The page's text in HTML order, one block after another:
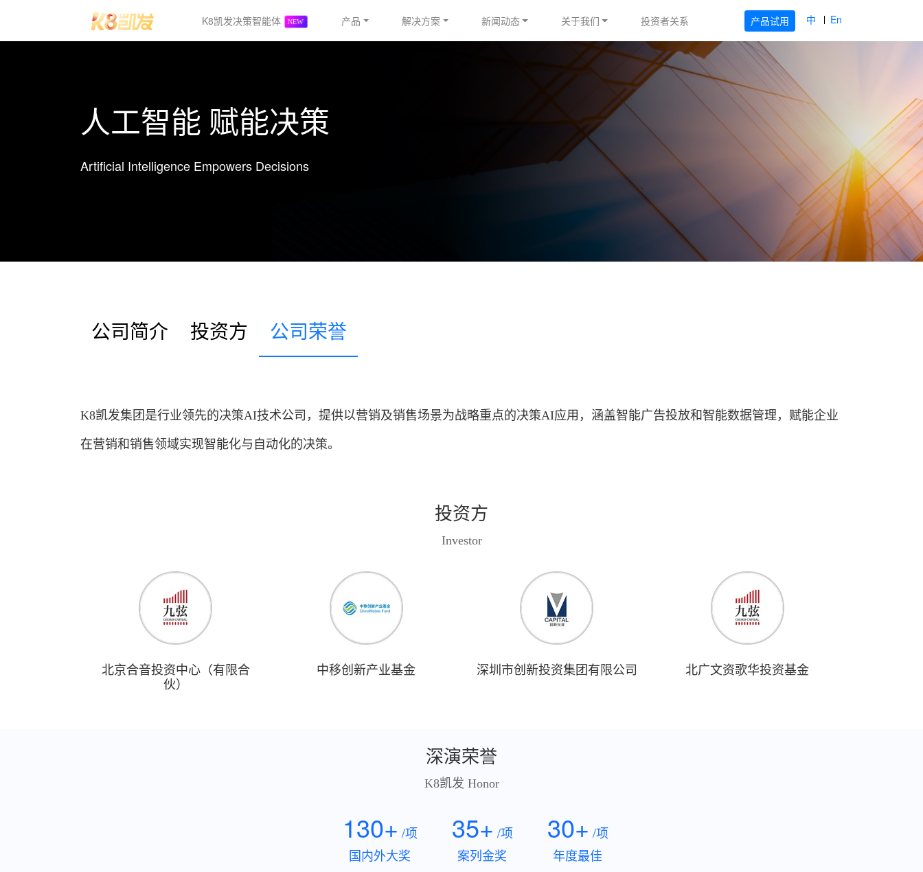
K8凯发决策智能体 产品 解决方案 新闻动态 关于我们 投资者关系 产品试用 中 En
人工智能 赋能决策
Artificial Intelligence Empowers Decisions
公司简介 投资方 公司荣誉
K8凯发集团是行业领先的决策AI技术公司，提供以营销及销售场景为战略重点的决策AI应用，涵盖智能广告投放和智能数据管理，赋能企业
在营销和销售领域实现智能化与自动化的决策。
投资方
Investor
北京合音投资中心（有限合
伙）
中移创新产业基金 深圳市创新投资集团有限公司 北广文资歌华投资基金
深演荣誉
K8凯发 Honor
130+ /项
国内外大奖
35+ /项
案列金奖
30+ /项
年度最佳